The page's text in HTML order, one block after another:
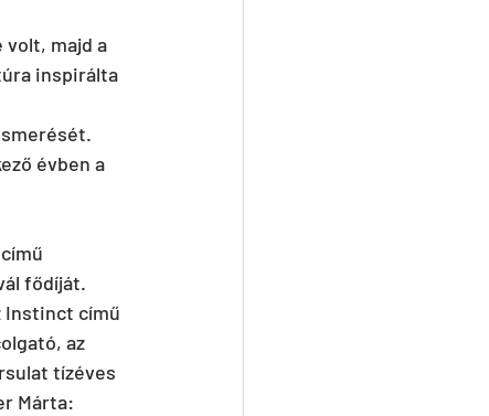
volt, majd a
inspirálta
évben a
fődíját.
Instinct című
az
tízéves
Márta: